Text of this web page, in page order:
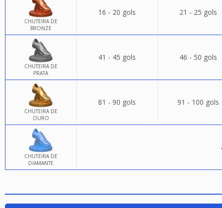
CHUTEIRA DE
BRONZE
16 - 20 gols 21 - 25 gols
CHUTEIRA DE
PRATA
41 - 45 gols 46 - 50 gols
CHUTEIRA DE
OURO
81 - 90 gols 91 - 100 gols
CHUTEIRA DE
DIAMANTE